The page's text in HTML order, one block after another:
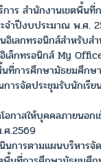
าร สำนักงานเขตพื้นที่
จำปีงบประมาณ พ.ศ.
เลกทรอนิกส์สำหรับส
เล็กทรอนิกส์ My
ที่การศึกษามัธยมศึกษ
ารจัดประชุมรับนักเรี
อกาสให้บุคคลภายนอก
ศ.2569
นการตามแผนบริหารจั